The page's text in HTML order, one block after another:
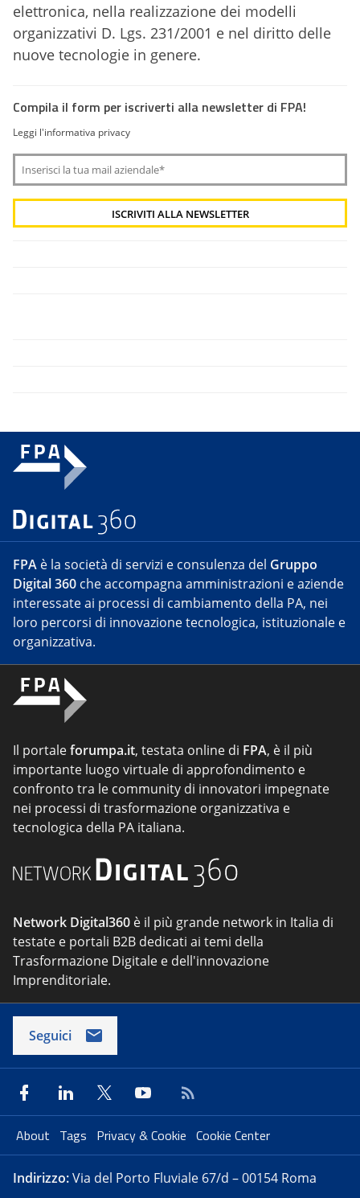
elettronica, nella realizzazione dei modelli
organizzativi D. Lgs. 231/2001 e nel diritto delle
nuove tecnologie in genere.
Compila il form per iscriverti alla newsletter di FPA!
Leggi l'informativa privacy
FPA è la società di servizi e consulenza del Gruppo
Digital 360 che accompagna amministrazioni e aziende
interessate ai processi di cambiamento della PA, nei
loro percorsi di innovazione tecnologica, istituzionale e
organizzativa.
Il portaleforumpa.it, testata online di FPA, è il più
importante luogo virtuale di approfondimento e
confronto tra le community di innovatori impegnate
nei processi di trasformazione organizzativa e
tecnologica della PA italiana.
Network Digital360 è il più grande network in Italia di
testate e portali B2B dedicati ai temi della
Trasformazione Digitale e dell'innovazione
Imprenditoriale.
Seguici
About Tags Privacy & Cookie Cookie Center
Indirizzo:Via del Porto Fluviale 67/d – 00154 Roma